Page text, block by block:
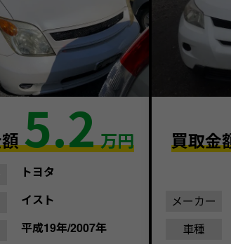
額5.2 万円
トヨタ
イスト
平成19年/2007年
買取金
メーカー
車種